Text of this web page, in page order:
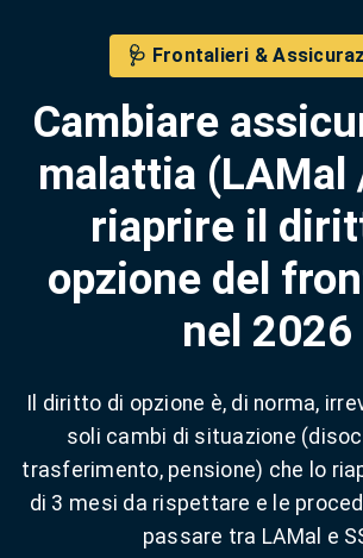
🩺 Frontalieri &
Cambiare
malattia (LAMal
riaprire il
opzione del
nel 2026
Il diritto di opzione è, di norma,
soli cambi di situazione
trasferimento, pensione) che lo
di 3 mesi da rispettare e le
passare tra LAMal e